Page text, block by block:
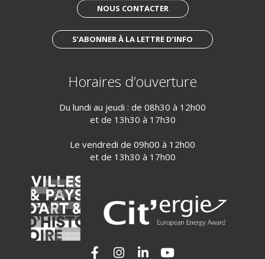
NOUS CONTACTER
S’ABONNER À LA LETTRE D’INFO
Horaires d’ouverture
Du lundi au jeudi : de 08h30 à 12h00
et de 13h30 à 17h30
Le vendredi de 09h00 à 12h00
et de 13h30 à 17h00
Lien vers le compte Facebook
Lien vers le compte Instagram
Lien vers le compte